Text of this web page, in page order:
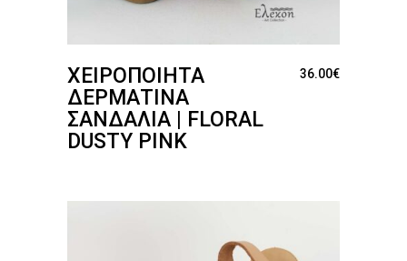
ΧΕΙΡΟΠΟΊΗΤΑ
ΔΕΡΜΆΤΙΝΑ
ΣΑΝΔΆΛΙΑ | FLORAL
DUSTY PINK
36.00€